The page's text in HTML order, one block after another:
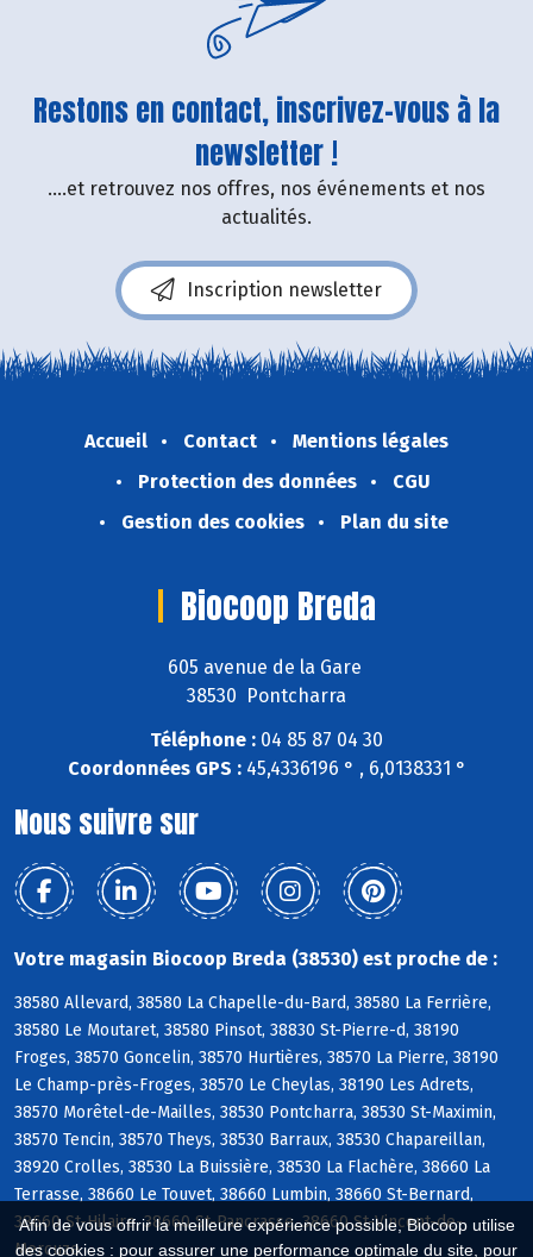
Afin de vous offrir la meilleure expérience possible, Biocoop utilise
des cookies : pour assurer une performance optimale du site, pour
Restons en contact, inscrivez-vous à la
newsletter !
....et retrouvez nos offres, nos événements et nos
actualités.
Inscription newsletter
Accueil Contact
Mentions légales
Protection des données
CGU
Gestion des cookies
Plan du site
Biocoop Breda
605 avenue de la Gare
38530 Pontcharra
Téléphone : 04 85 87 04 30
Coordonnées GPS :45,4336196 ° , 6,0138331 °
Nous suivre sur
Votre magasin Biocoop Breda (38530) est proche de :
38580 Allevard, 38580 La Chapelle-du-Bard, 38580 La Ferrière,
38580 Le Moutaret, 38580 Pinsot, 38830 St-Pierre-d, 38190
Froges, 38570 Goncelin, 38570 Hurtières, 38570 La Pierre, 38190
Le Champ-près-Froges, 38570 Le Cheylas, 38190 Les Adrets,
38570 Morêtel-de-Mailles, 38530 Pontcharra, 38530 St-Maximin,
38570 Tencin, 38570 Theys, 38530 Barraux, 38530 Chapareillan,
38920 Crolles, 38530 La Buissière, 38530 La Flachère, 38660 La
Terrasse, 38660 Le Touvet, 38660 Lumbin, 38660 St-Bernard,
38660 St-Hilaire, 38660 St-Pancrasse, 38660 St-Vincent-de-
Mercuze